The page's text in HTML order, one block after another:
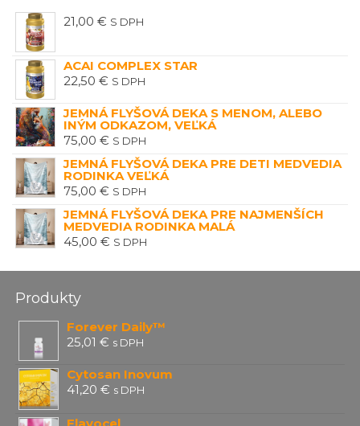
21,00 € S DPH
ACAI COMPLEX STAR
22,50 € S DPH
JEMNÁ FLYŠOVÁ DEKA S MENOM, ALEBO
INÝM ODKAZOM, VEĽKÁ
75,00 € S DPH
JEMNÁ FLYŠOVÁ DEKA PRE DETI MEDVEDIA
RODINKA VEĽKÁ
75,00 € S DPH
JEMNÁ FLYŠOVÁ DEKA PRE NAJMENŠÍCH
MEDVEDIA RODINKA MALÁ
45,00 € S DPH
Produkty
Forever Daily™
25,01€ s DPH
Cytosan Inovum
41,20€ s DPH